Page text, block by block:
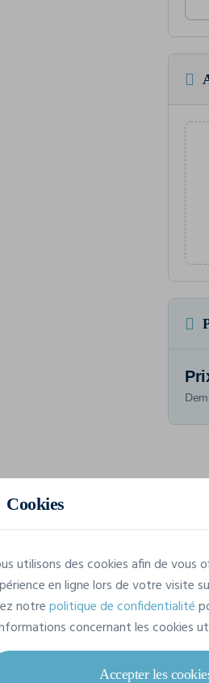
Cookies
utilisons des cookies afin de vous
en ligne lors de votre visite
notrepolitique de confidentialité
concernant les cookies
Accepter les